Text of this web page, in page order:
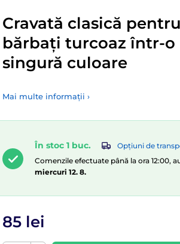
Cravată clasică pentru
bărbați turcoaz într-o
singură culoare
Mai multe informații ›
În stoc 1 buc.
Opțiuni de
Comenzile efectuate până la ora 12:00,
miercuri 12. 8.
85 lei